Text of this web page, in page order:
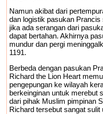
Namun akibat dari
dan logistik pasukan
jika ada serangan dari
dapat bertahan. Akhirnya
mundur dan pergi
1191.
Berbeda dengan pasukan
Richard the Lion Heart
pengepungan ke wilayah
berkeinginan untuk merebut
dari pihak Muslim pimpinan
Richard tersebut sangat sulit